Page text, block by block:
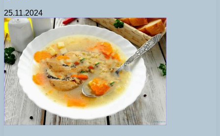
25.11.2024